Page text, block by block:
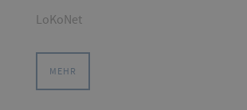
LoKoNet
MEHR